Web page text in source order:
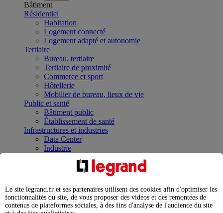
Bâtiment
Résidentiel
Habitation
Logement connecté
Logement adapté et autonomie
Tertiaire
Bureau, tertiaire
Tertiaire de proximité
Commerce et sport
Hôtellerie
Mobilier de bureau, lieux de vie
Public et santé
Bâtiment public
Établissement de santé
Infrastructures et industries
Data Center
Industrie
Infrastructures
Contrôler et planifier le fonctionnement des appareils
Répartir et optimiser son tableau électrique
Legrand Data Center Solutions : concentrer les
expertises au service de vos performances
Le site legrand.fr et ses partenaires utilisent des cookies afin d'optimiser les
fonctionnalités du site, de vous proposer des vidéos et des remontées de
contenus de plateformes sociales, à des fins d'analyse de l'audience du site